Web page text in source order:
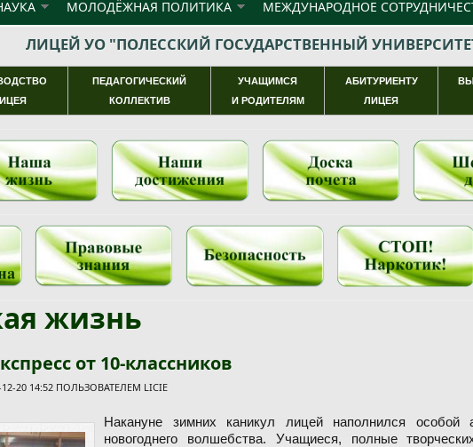
МОЛОДЁЖНАЯ ПОЛИТИКА МЕЖДУНАРОДНОЕ
ЛИЦЕЙ УО "ПОЛЕССКИЙ ГОСУДАРСТВЕННЫЙ
ПЕДАГОГИЧЕСКИЙ
КОЛЛЕКТИВ
УЧАЩИМСЯ
И РОДИТЕЛЯМ
АБИТУРИЕНТУ
ЛИЦЕЯ
жизнь
от 10-классников
20 14:52 ПОЛЬЗОВАТЕЛЕМ LICIE
Накануне зимних каникул лицей наполнился особой
новогоднего волшебства. Учащиеся, полные